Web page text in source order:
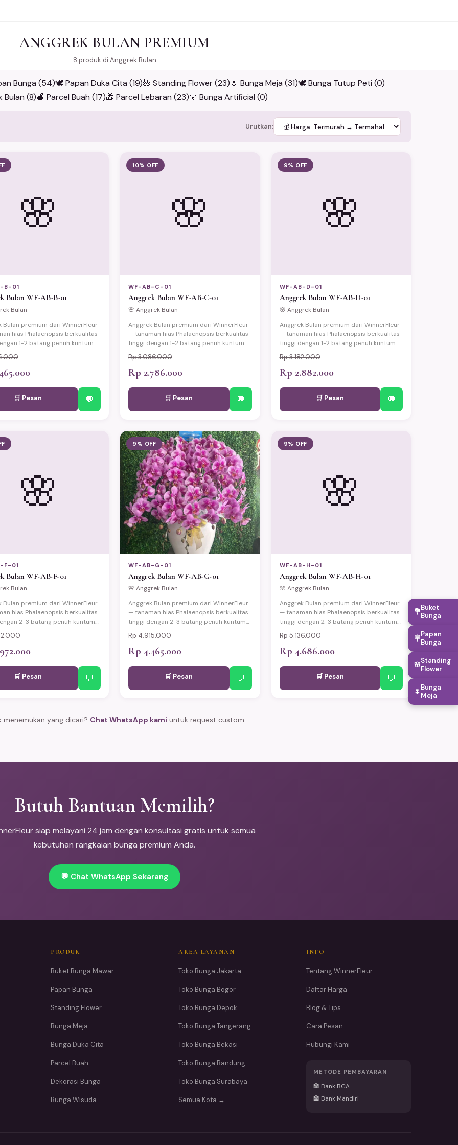
ANGGREK BULAN PREMIUM
8 produk di Anggrek Bulan
Bunga (54)🕊️ Papan Duka Cita (19)🌺 Standing Flower (23)🌷 Bunga Meja (31)🕊️ Bunga Tutup Peti (0)
Bulan (8)🍎 Parcel Buah (17)🎁 Parcel Lebaran (23)🌹 Bunga Artificial (0)
Urutkan:
🌸
B-01
Bulan WF-AB-B-01
Bulan
Bulan premium dari WinnerFleur
hias Phalaenopsis berkualitas
1-2 batang penuh kuntum
hingga 3 bulan). Disajikan
keramik eksklusif dengan
premium dan kartu ucapan.
hadiah pelantikan pejabat,
ulang tahun, Lebaran, dan
lainnya. Tersedia
🛒 Pesan 💬
10% OFF
🌸
WF-AB-C-01
Anggrek Bulan WF-AB-C-01
🌸 Anggrek Bulan
Anggrek Bulan premium dari WinnerFleur
— tanaman hias Phalaenopsis berkualitas
tinggi dengan 1-2 batang penuh kuntum
(berbunga hingga 3 bulan). Disajikan
dalam pot keramik eksklusif dengan
wrapping premium dan kartu ucapan.
Cocok untuk hadiah pelantikan pejabat,
pernikahan, ulang tahun, Lebaran, dan
momen spesial lainnya. Tersedia
tiba dalam kondisi prima.
Rp 3.086.000
Rp 2.786.000
🛒 Pesan 💬
9% OFF
🌸
WF-AB-D-01
Anggrek Bulan WF-AB-D-01
🌸 Anggrek Bulan
Anggrek Bulan premium dari WinnerFleur
— tanaman hias Phalaenopsis berkualitas
tinggi dengan 1-2 batang penuh kuntum
(berbunga hingga 3 bulan). Disajikan
dalam pot keramik eksklusif dengan
wrapping premium dan kartu ucapan.
Cocok untuk hadiah pelantikan pejabat,
pernikahan, ulang tahun, Lebaran, dan
momen spesial lainnya. Tersedia
Rp 3.182.000
Rp 2.882.000
🛒 Pesan 💬
🌸
F-01
Bulan WF-AB-F-01
Bulan
Bulan premium dari WinnerFleur
hias Phalaenopsis berkualitas
2-3 batang penuh kuntum
hingga 3 bulan). Disajikan
keramik eksklusif dengan
premium dan kartu ucapan.
hadiah pelantikan pejabat,
ulang tahun, Lebaran, dan
lainnya. Tersedia
🛒 Pesan 💬
9% OFF
WF-AB-G-01
Anggrek Bulan WF-AB-G-01
🌸 Anggrek Bulan
Anggrek Bulan premium dari WinnerFleur
— tanaman hias Phalaenopsis berkualitas
tinggi dengan 2-3 batang penuh kuntum
(berbunga hingga 3 bulan). Disajikan
dalam pot keramik eksklusif dengan
wrapping premium dan kartu ucapan.
Cocok untuk hadiah pelantikan pejabat,
pernikahan, ulang tahun, Lebaran, dan
momen spesial lainnya. Tersedia
Rp 4.915.000
Rp 4.465.000
🛒 Pesan 💬
9% OFF
🌸
WF-AB-H-01
Anggrek Bulan WF-AB-H-01
🌸 Anggrek Bulan
Anggrek Bulan premium dari WinnerFleur
— tanaman hias Phalaenopsis berkualitas
tinggi dengan 2-3 batang penuh kuntum
(berbunga hingga 3 bulan). Disajikan
dalam pot keramik eksklusif dengan
wrapping premium dan kartu ucapan.
Cocok untuk hadiah pelantikan pejabat,
pernikahan, ulang tahun, Lebaran, dan
momen spesial lainnya. Tersedia
Rp 5.136.000
Rp 4.686.000
🛒 Pesan 💬
menemukan yang dicari? Chat WhatsApp kami untuk request custom.
Butuh Bantuan Memilih?
siap melayani 24 jam dengan konsultasi gratis untuk semua
kebutuhan rangkaian bunga premium Anda.
💬 Chat WhatsApp Sekarang
PRODUK
Buket Bunga Mawar
Papan Bunga
Standing Flower
Bunga Meja
Bunga Duka Cita
Parcel Buah
Dekorasi Bunga
Bunga Wisuda
AREA LAYANAN
Toko Bunga Jakarta
Toko Bunga Bogor
Toko Bunga Depok
Toko Bunga Tangerang
Toko Bunga Bekasi
Toko Bunga Bandung
Toko Bunga Surabaya
Semua Kota →
INFO
Tentang WinnerFleur
Daftar Harga
Blog & Tips
Cara Pesan
Hubungi Kami
METODE PEMBAYARAN
🏦 Bank BCA
🏦 Bank Mandiri
💐Buket
Bunga
🪧Papan
Bunga
🌸Standing
Flower
🌷Bunga
Meja